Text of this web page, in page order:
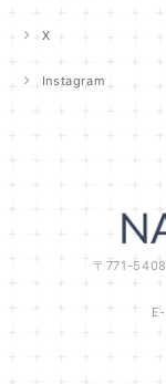
X
Instagram
〒771-5408